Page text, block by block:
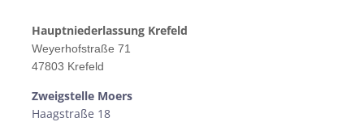
Hauptniederlassung Krefeld
Weyerhofstraße 71
47803 Krefeld
Zweigstelle Moers
Haagstraße 18